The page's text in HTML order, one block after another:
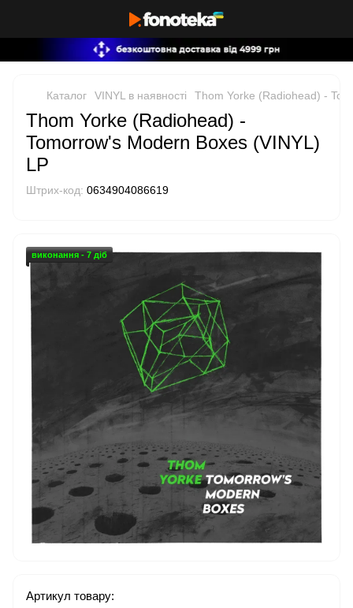
Каталог VINYL в наявності Thom Yorke (Radiohead) -
Thom Yorke (Radiohead) -
Tomorrow's Modern Boxes (VINYL)
LP
Штрих-код: 0634904086619
виконання - 7 діб
Артикул товару: